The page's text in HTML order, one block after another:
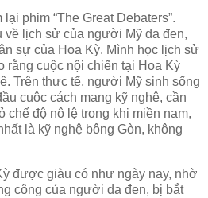
phim “The Great Debaters”.
về lịch sử của người Mỹ da đen,
sự của Hoa Kỳ. Mình học lịch sử
rằng cuộc nội chiến tại Hoa Kỳ
Trên thực tế, người Mỹ sinh sống
cuộc cách mạng kỹ nghệ, cần
chế độ nô lệ trong khi miền nam,
là kỹ nghệ bông Gòn, không
được giàu có như ngày nay, nhờ
công của người da đen, bị bắt